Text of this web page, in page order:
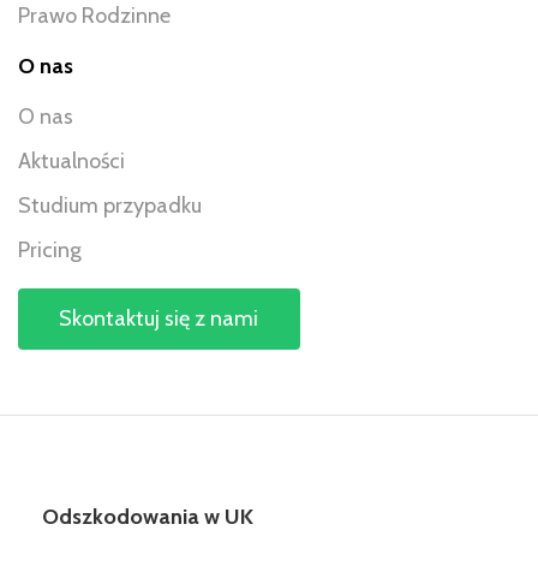
Prawo Rodzinne
O nas
O nas
Aktualności
Studium przypadku
Pricing
Skontaktuj się z nami
Odszkodowania w UK